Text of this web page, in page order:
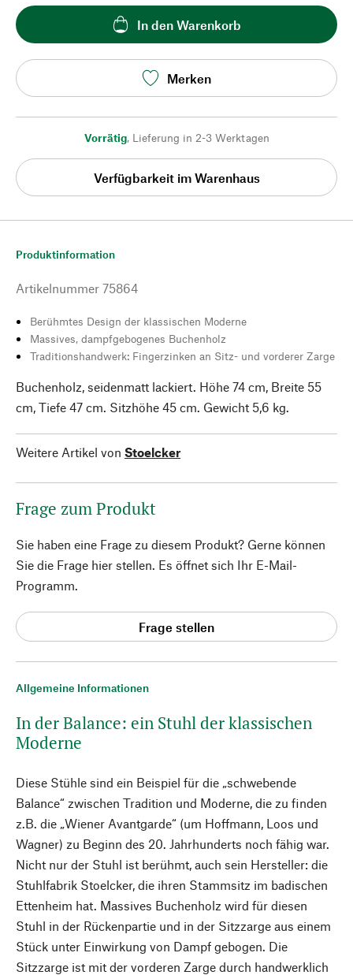
In den Warenkorb
Merken
Vorrätig, Lieferung in 2-3 Werktagen
Verfügbarkeit im Warenhaus
Allgemeine Informationen
In der Balance: ein Stuhl der klassischen
Moderne
Diese Stühle sind ein Beispiel für die „schwebende
Balance“ zwischen Tradition und Moderne, die zu finden
z.B. die „Wiener Avantgarde“ (um Hoffmann, Loos und
Wagner) zu Beginn des 20. Jahrhunderts noch fähig war.
Nicht nur der Stuhl ist berühmt, auch sein Hersteller: die
Stuhlfabrik Stoelcker, die ihren Stammsitz im badischen
Ettenheim hat. Massives Buchenholz wird für diesen
Stuhl in der Rückenpartie und in der Sitzzarge aus einem
Stück unter Einwirkung von Dampf gebogen. Die
Sitzzarge ist mit der vorderen Zarge durch handwerklich
Produktinformation
Artikelnummer 75864
Berühmtes Design der klassischen Moderne
Massives, dampfgebogenes Buchenholz
Traditionshandwerk: Fingerzinken an Sitz- und vorderer Zarge
Buchenholz, seidenmatt lackiert. Höhe 74 cm, Breite 55
cm, Tiefe 47 cm. Sitzhöhe 45 cm. Gewicht 5,6 kg.
Weitere Artikel von Stoelcker
Frage zum Produkt
Sie haben eine Frage zu diesem Produkt? Gerne können
Sie die Frage hier stellen. Es öffnet sich Ihr E-Mail-
Programm.
Frage stellen